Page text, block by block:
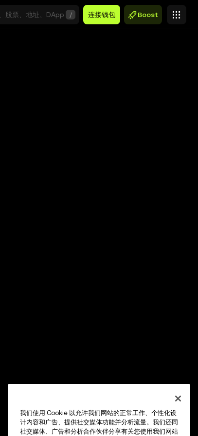
/ 连接钱包 Boost
我们使用 Cookie 以允许我们网站的正常工作、个性化设
计内容和广告、提供社交媒体功能并分析流量。我们还同
社交媒体、广告和分析合作伙伴分享有关您使用我们网站